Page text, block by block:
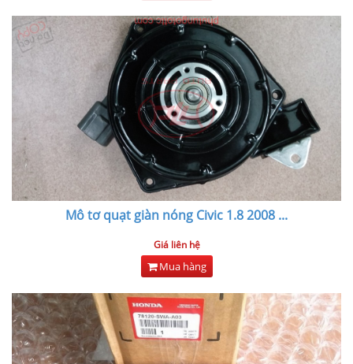
Mô tơ quạt giàn nóng Civic 1.8 2008 ...
Giá liên hệ
Mua hàng